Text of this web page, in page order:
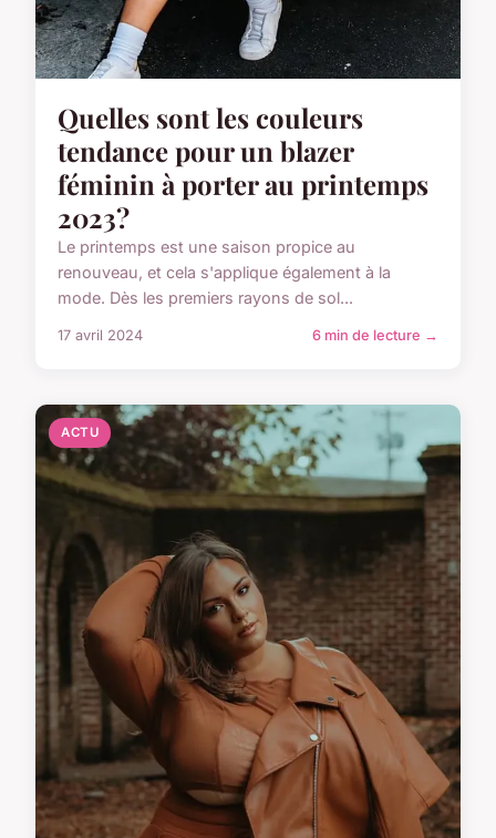
Quelles sont les couleurs
tendance pour un blazer
féminin à porter au printemps
2023?
Le printemps est une saison propice au
renouveau, et cela s'applique également à la
mode. Dès les premiers rayons de sol...
17 avril 2024 6 min de lecture →
ACTU